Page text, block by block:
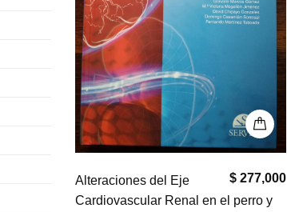
$ 277,000
Alteraciones del Eje
Cardiovascular Renal en el perro y